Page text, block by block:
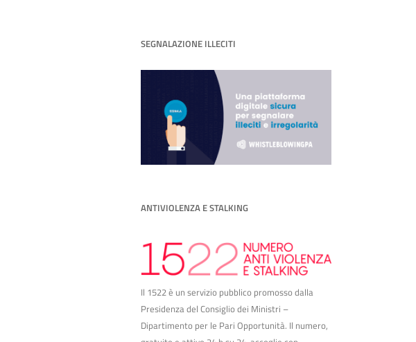
SEGNALAZIONE ILLECITI
ANTIVIOLENZA E STALKING
Il 1522 è un servizio pubblico promosso dalla
Presidenza del Consiglio dei Ministri –
Dipartimento per le Pari Opportunità. Il numero,